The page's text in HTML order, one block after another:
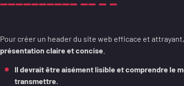
Pour créer un header du site web efficace et attrayant,
présentation claire et concise
Il devrait être aisément lisible et comprendre le
transmettre.